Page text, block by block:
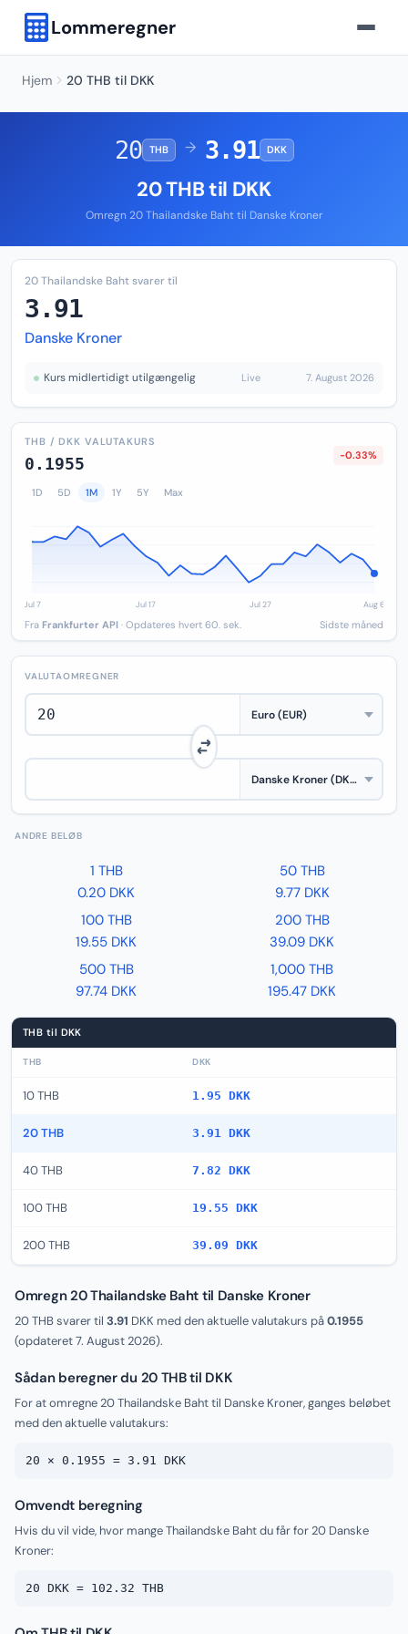
Lommeregner
Hjem 20 THB til DKK
20 THB → 3.91 DKK
20 THB til DKK
Omregn 20 Thailandske Baht til Danske Kroner
20 Thailandske Baht svarer til
3.91
Danske Kroner
Kurs midlertidigt utilgængelig Live 7. August 2026
THB / DKK VALUTAKURS
0.1955 -0.33%
1D 5D 1M 1Y 5Y Max
Fra Frankfurter API · Opdateres hvert 60. sek. Sidste måned
VALUTAOMREGNER
ANDRE BELØB
1 THB
0.20 DKK
50 THB
9.77 DKK
100 THB
19.55 DKK
200 THB
39.09 DKK
500 THB
97.74 DKK
1,000 THB
195.47 DKK
THB til DKK
THB DKK
10 THB 1.95 DKK
20 THB 3.91 DKK
40 THB 7.82 DKK
100 THB 19.55 DKK
200 THB 39.09 DKK
Omregn 20 Thailandske Baht til Danske Kroner
20 THB svarer til 3.91 DKK med den aktuelle valutakurs på0.1955
(opdateret7. August 2026).
Sådan beregner du 20 THB til DKK
For at omregne 20 Thailandske Baht til Danske Kroner, ganges beløbet
med den aktuelle valutakurs:
20 × 0.1955 = 3.91 DKK
Omvendt beregning
Hvis du vil vide, hvor mange Thailandske Baht du får for 20 Danske
Kroner:
20 DKK = 102.32 THB